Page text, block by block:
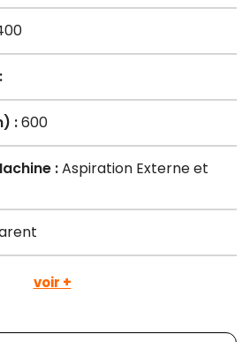
:600
:Aspiration Externe et
voir +